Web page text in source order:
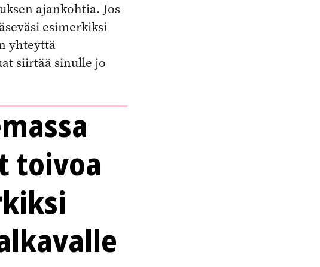
ajankohtia. Jos
esimerkiksi
yhteyttä
siirtää sinulle jo
toivoa